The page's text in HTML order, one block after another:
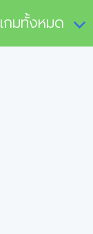
เกมทั้งหมด